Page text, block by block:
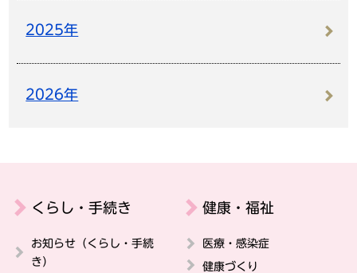
2025年
2026年
くらし・手続き
お知らせ（くらし・手続
き）
健康・福祉
医療・感染症
健康づくり